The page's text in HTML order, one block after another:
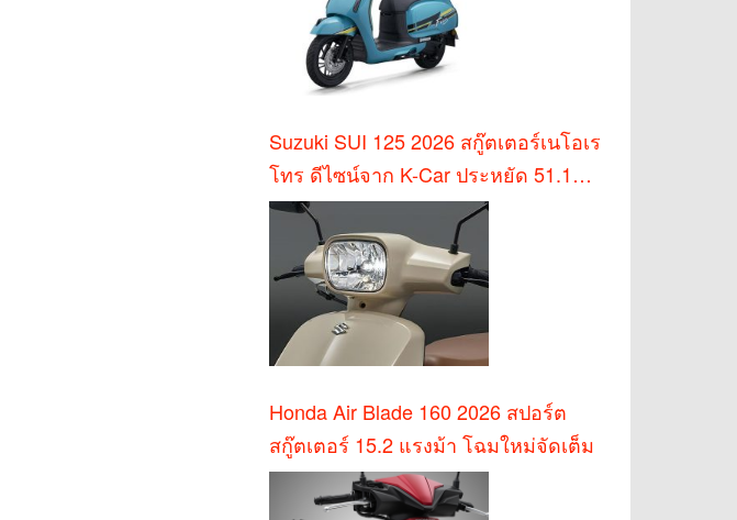
Suzuki SUI 125 2026 สกู๊ตเตอร์เนโอเร
โทร ดีไซน์จาก K-Car ประหยัด 51.1
กม./ล.
Honda Air Blade 160 2026 สปอร์ต
สกู๊ตเตอร์ 15.2 แรงม้า โฉมใหม่จัดเต็ม